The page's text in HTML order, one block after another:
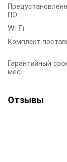
ПО
Wi-Fi
Комплект
Гарантийный
мес.
Отзывы